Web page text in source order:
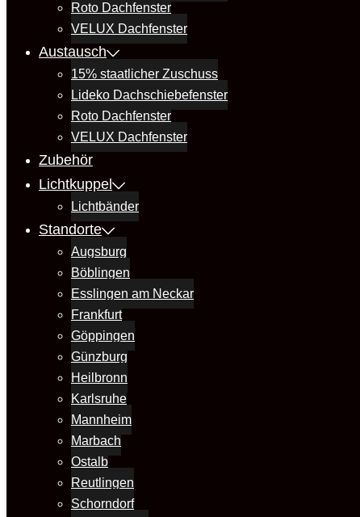
Roto Dachfenster
VELUX Dachfenster
Austausch
15% staatlicher Zuschuss
Lideko Dachschiebefenster
Roto Dachfenster
VELUX Dachfenster
Zubehör
Lichtkuppel
Lichtbänder
Standorte
Augsburg
Böblingen
Esslingen am Neckar
Frankfurt
Göppingen
Günzburg
Heilbronn
Karlsruhe
Mannheim
Marbach
Ostalb
Reutlingen
Schorndorf